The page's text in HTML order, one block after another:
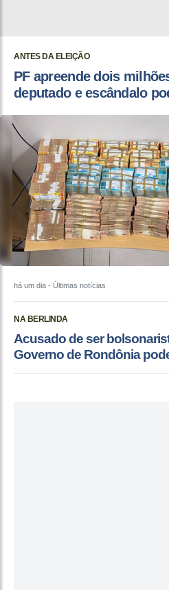
ANTES DA ELEIÇÃO
PF apreende dois
deputado e escândalo
há um dia - Últimas notícias
NA BERLINDA
Acusado de ser
Governo de Rondônia